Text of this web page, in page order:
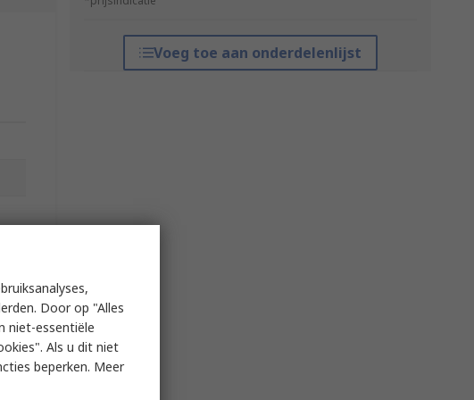
Voeg toe aan onderdelenlijst
Door op "Alles
niet-essentiële
Als u dit niet
beperken. Meer